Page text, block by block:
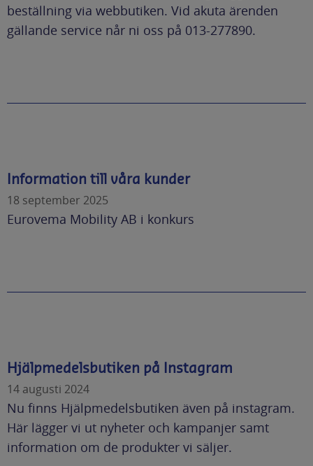
beställning via webbutiken. Vid akuta ärenden
gällande service når ni oss på 013-277890.
Information till våra kunder
18 september 2025
Eurovema Mobility AB i konkurs
Hjälpmedelsbutiken på Instagram
14 augusti 2024
Nu finns Hjälpmedelsbutiken även på instagram.
Här lägger vi ut nyheter och kampanjer samt
information om de produkter vi säljer.